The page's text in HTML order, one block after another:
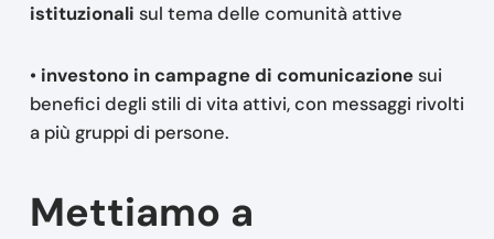
istituzionali sul tema delle comunità attive
• investono in campagne di comunicazionesui
benefici degli stili di vita attivi, con messaggi rivolti
a più gruppi di persone.
Mettiamo a